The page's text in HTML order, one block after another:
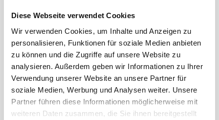
Diese Webseite verwendet Cookies
Wir verwenden Cookies, um Inhalte und Anzeigen zu
personalisieren, Funktionen für soziale Medien anbieten
zu können und die Zugriffe auf unsere Website zu
analysieren. Außerdem geben wir Informationen zu Ihrer
Verwendung unserer Website an unsere Partner für
soziale Medien, Werbung und Analysen weiter. Unsere
Partner führen diese Informationen möglicherweise mit
weiteren Daten zusammen, die Sie ihnen bereitgestellt
01